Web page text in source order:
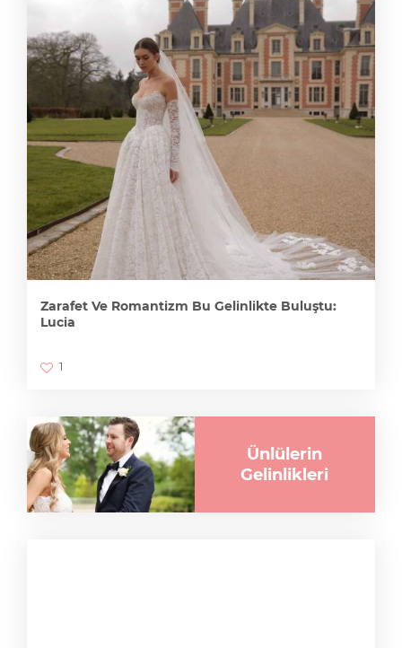
Zarafet Ve Romantizm Bu Gelinlikte Buluştu:
Lucia
1
Ünlülerin
Gelinlikleri